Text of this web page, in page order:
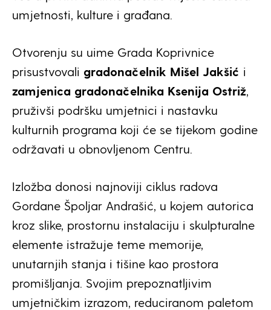
umjetnosti, kulture i građana.
Otvorenju su uime Grada Koprivnice
prisustvovali gradonačelnik Mišel Jakšić i
zamjenica gradonačelnika Ksenija Ostriž
pruživši podršku umjetnici i nastavku
kulturnih programa koji će se tijekom godine
održavati u obnovljenom Centru.
Izložba donosi najnoviji ciklus radova
Gordane Špoljar Andrašić, u kojem autorica
kroz slike, prostornu instalaciju i skulpturalne
elemente istražuje teme memorije,
unutarnjih stanja i tišine kao prostora
promišljanja. Svojim prepoznatljivim
umjetničkim izrazom, reduciranom paletom